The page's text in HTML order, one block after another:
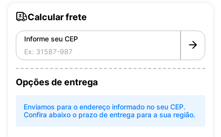
Calcular frete
Informe seu CEP
Opções de entrega
Enviamos para o endereço informado no seu CEP.
Confira abaixo o prazo de entrega para a sua região.